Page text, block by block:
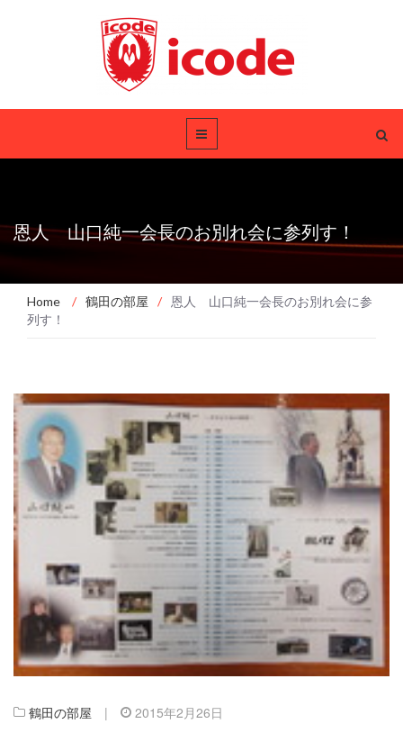
恩人 山口純一会長のお別れ会に参列す！
Home / 鶴田の部屋 /
恩人 山口純一会長のお別れ会に参
列す！
鶴田の部屋 | 2015年2月26日